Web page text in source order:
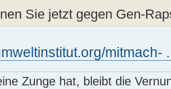
Sie jetzt gegen Gen-
mitmach-
Zunge hat, bleibt die